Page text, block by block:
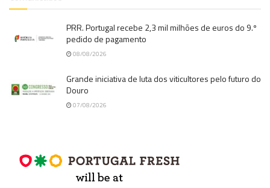
PRR. Portugal recebe 2,3 mil milhões de euros do 9.º
pedido de pagamento
08/08/2026
Grande iniciativa de luta dos viticultores pelo futuro do
Douro
07/08/2026